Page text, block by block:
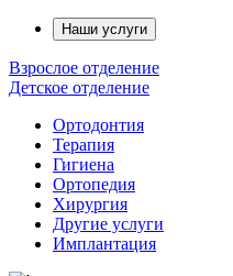
Наши услуги
Взрослое отделение
Детское отделение
Ортодонтия
Терапия
Гигиена
Ортопедия
Хирургия
Другие услуги
Имплантация